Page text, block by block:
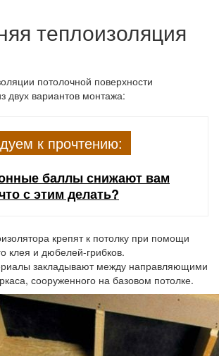
теплоизоляция
потолочной поверхности
двух вариантов монтажа:
к прочтению:
баллы снижают вам
с этим делать?
крепят к потолку при помощи
клея и дюбелей-грибков.
закладывают между направляющими
сооруженного на базовом потолке.